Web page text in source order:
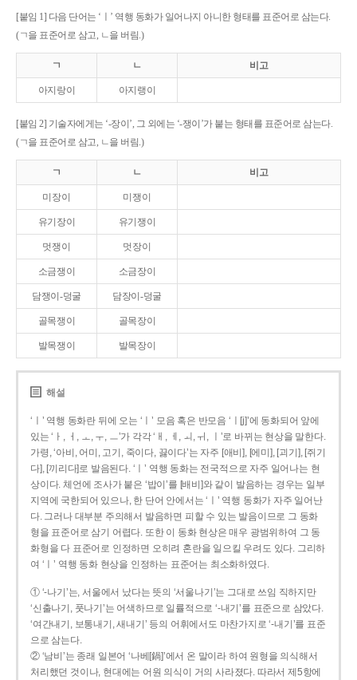
[붙임 1] 다음 단어는 ‘ㅣ’ 역행 동화가 일어나지 아니한 형태를 표준어로 삼는다.
(ㄱ을 표준어로 삼고, ㄴ을 버림.)
ㄱ ㄴ 비고
아지랑이 아지랭이
[붙임 2] 기술자에게는 ‘-장이’, 그 외에는 ‘-쟁이’가 붙는 형태를 표준어로 삼는다.
(ㄱ을 표준어로 삼고, ㄴ을 버림.)
ㄱ ㄴ 비고
미장이 미쟁이
유기장이 유기쟁이
멋쟁이 멋장이
소금쟁이 소금장이
담쟁이-덩굴 담장이-덩굴
골목쟁이 골목장이
발목쟁이 발목장이
해설
‘ㅣ’ 역행 동화란 뒤에 오는 ‘ㅣ’ 모음 혹은 반모음 ‘ㅣ[j]’에 동화되어 앞에
있는 ‘ㅏ, ㅓ, ㅗ, ㅜ, ㅡ’가 각각 ‘ㅐ, ㅔ, ㅚ, ㅟ, ㅣ’로 바뀌는 현상을 말한다.
가령, ‘아비, 어미, 고기, 죽이다, 끓이다’는 자주 [애비], [에미], [괴기], [쥐기
다], [끼리다]로 발음된다. ‘ㅣ’ 역행 동화는 전국적으로 자주 일어나는 현
상이다. 체언에 조사가 붙은 ‘밥이’를 [배비]와 같이 발음하는 경우는 일부
지역에 국한되어 있으나, 한 단어 안에서는 ‘ㅣ’ 역행 동화가 자주 일어난
다. 그러나 대부분 주의해서 발음하면 피할 수 있는 발음이므로 그 동화
형을 표준어로 삼기 어렵다. 또한 이 동화 현상은 매우 광범위하여 그 동
화형을 다 표준어로 인정하면 오히려 혼란을 일으킬 우려도 있다. 그리하
여 ‘ㅣ’ 역행 동화 현상을 인정하는 표준어는 최소화하였다.
① ‘-나기’는, 서울에서 났다는 뜻의 ‘서울나기’는 그대로 쓰임 직하지만
‘신출나기, 풋나기’는 어색하므로 일률적으로 ‘-내기’를 표준으로 삼았다.
‘여간내기, 보통내기, 새내기’ 등의 어휘에서도 마찬가지로 ‘-내기’를 표준
으로 삼는다.
② ‘남비’는 종래 일본어 ‘나베[鍋]’에서 온 말이라 하여 원형을 의식해서
처리했던 것이나, 현대에는 어원 의식이 거의 사라졌다. 따라서 제5항에